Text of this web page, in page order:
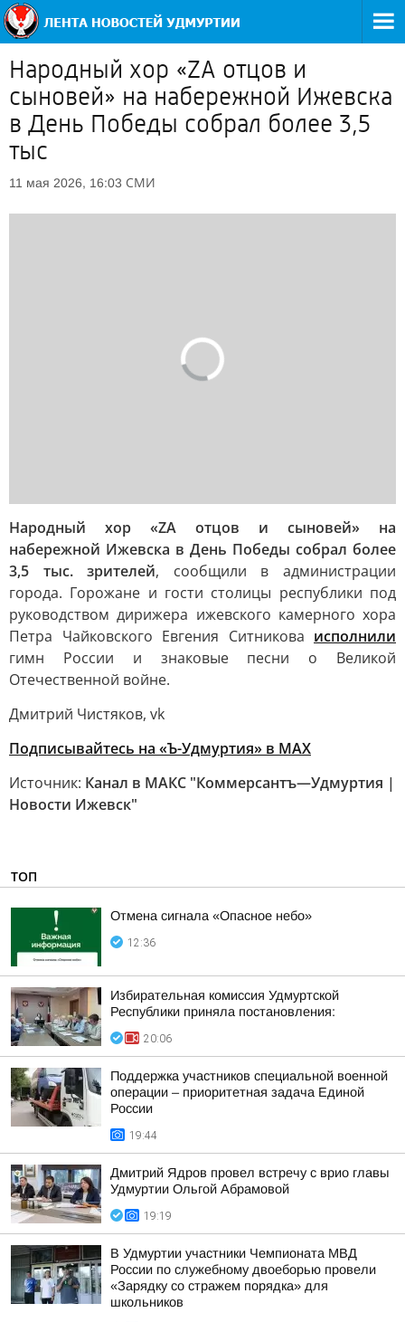
Народный хор «ZA отцов и
сыновей» на набережной Ижевска
в День Победы собрал более 3,5
тыс
11 мая 2026, 16:03 СМИ
Народный хор «ZA отцов и сыновей» на
набережной Ижевска в День Победы собрал более
3,5 тыс. зрителей, сообщили в администрации
города. Горожане и гости столицы республики под
руководством дирижера ижевского камерного хора
Петра Чайковского Евгения Ситникова исполнили
гимн России и знаковые песни о Великой
Отечественной войне.
Дмитрий Чистяков, vk
Подписывайтесь на «Ъ-Удмуртия» в MAX
Источник: Канал в МАКС "Коммерсантъ—Удмуртия |
Новости Ижевск"
ТОП
Отмена сигнала «Опасное небо»
12:36
Избирательная комиссия Удмуртской
Республики приняла постановления:
20:06
Поддержка участников специальной военной
операции – приоритетная задача Единой
России
19:44
Дмитрий Ядров провел встречу с врио главы
Удмуртии Ольгой Абрамовой
19:19
В Удмуртии участники Чемпионата МВД
России по служебному двоеборью провели
«Зарядку со стражем порядка» для
школьников